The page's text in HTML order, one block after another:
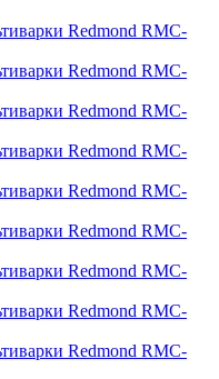
Redmond RMC-
Redmond RMC-
Redmond RMC-
Redmond RMC-
Redmond RMC-
Redmond RMC-
Redmond RMC-
Redmond RMC-
Redmond RMC-